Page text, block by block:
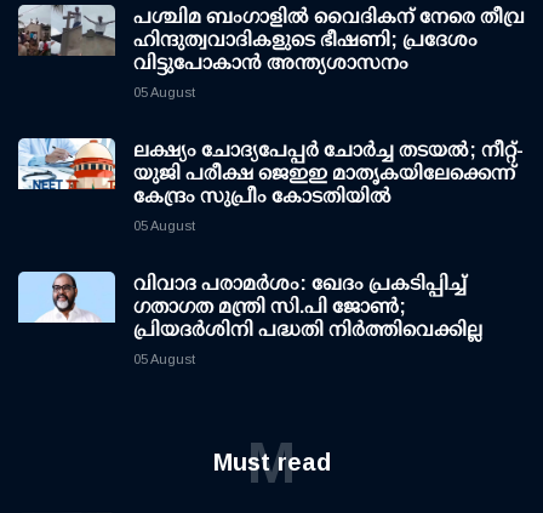
പശ്ചിമ ബംഗാളിൽ വൈദികന് നേരെ തീവ്ര
ഹിന്ദുത്വവാദികളുടെ ഭീഷണി; പ്രദേശം
വിട്ടുപോകാൻ അന്ത്യശാസനം
05 August
ലക്ഷ്യം ചോദ്യപേപ്പര്‍ ചോര്‍ച്ച തടയല്‍; നീറ്റ്-
യുജി പരീക്ഷ ജെഇഇ മാതൃകയിലേക്കെന്ന്
കേന്ദ്രം സുപ്രീം കോടതിയില്‍
05 August
വിവാദ പരാമര്‍ശം: ഖേദം പ്രകടിപ്പിച്ച്
ഗതാഗത മന്ത്രി സി.പി ജോണ്‍;
പ്രിയദര്‍ശിനി പദ്ധതി നിര്‍ത്തിവെക്കില്ല
05 August
Must read
M